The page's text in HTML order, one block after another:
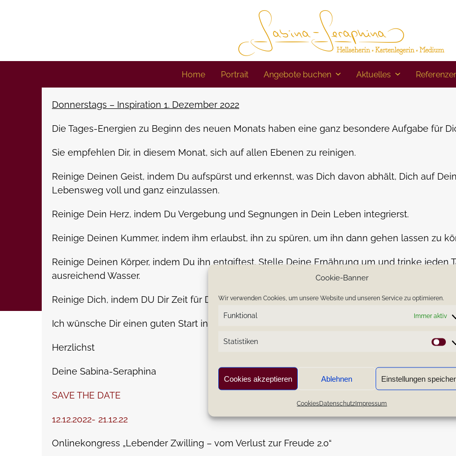
Cookie-Banner
Wir verwenden Cookies, um unsere Website und unseren Service zu optimieren.
Funktional Immer aktiv
Statistiken
Cookies akzeptieren Ablehnen Einstellungen
CookiesDatenschutzImpressum
Home Portrait Angebote buchen Aktuelles
Donnerstags – Inspiration 1. Dezember 2022
Die Tages-Energien zu Beginn des neuen Monats haben eine ganz besondere Aufgabe für
Sie empfehlen Dir, in diesem Monat, sich auf allen Ebenen zu reinigen.
Reinige Deinen Geist, indem Du aufspürst und erkennst, was Dich davon abhält, Dich auf
Lebensweg voll und ganz einzulassen.
Reinige Dein Herz, indem Du Vergebung und Segnungen in Dein Leben integrierst.
Reinige Deinen Kummer, indem ihm erlaubst, ihn zu spüren, um ihn dann gehen lassen zu
Reinige Deinen Körper, indem Du ihn entgiftest. Stelle Deine Ernährung um und trinke jeden
ausreichend Wasser.
Reinige Dich, indem DU Dir Zeit für Dich nimmst.
Ich wünsche Dir einen guten Start in den neuen Monat.
Herzlichst
Deine Sabina-Seraphina
SAVE THE DATE
12.12.2022- 21.12.22
Onlinekongress „Lebender Zwilling – vom Verlust zur Freude 2.0“